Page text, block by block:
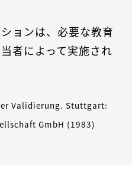
ョンは、必要な教育
者によって実施され
Validierung. Stuttgart:
GmbH (1983)